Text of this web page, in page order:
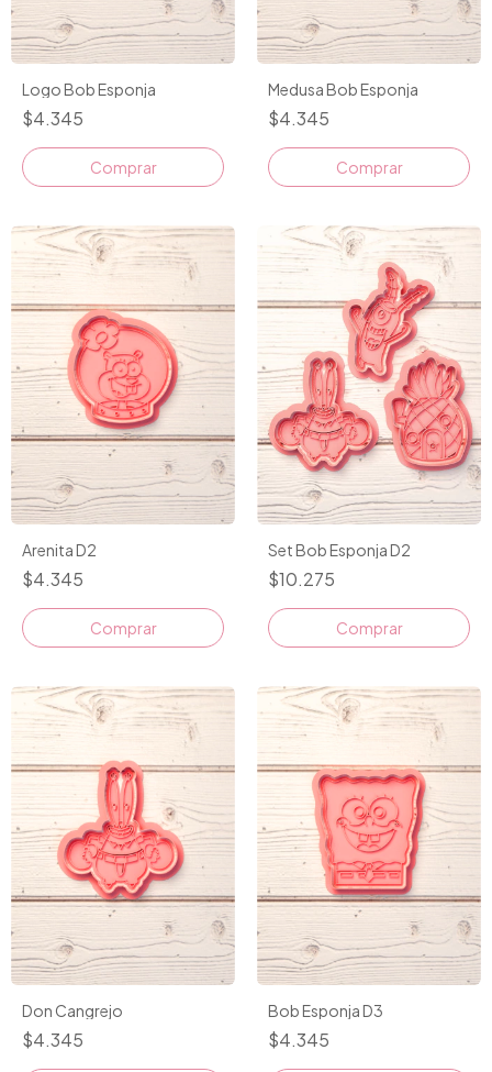
Logo Bob Esponja
$4.345
Comprar
Medusa Bob Esponja
$4.345
Comprar
Arenita D2
$4.345
Comprar
Set Bob Esponja D2
$10.275
Don Cangrejo
$4.345
Bob Esponja D3
$4.345